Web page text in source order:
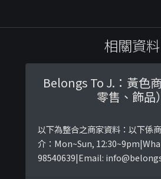
相關資料
Belongs To J.：黃色
零售、飾品）
以下為整合之商家資料：以下係
介：Mon~Sun,
‪98540639‬|Email: